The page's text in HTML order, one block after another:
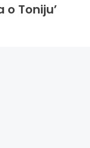
Toniju’